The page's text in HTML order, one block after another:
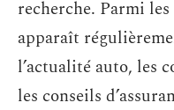
recherche. Parmi
apparaît
l’actualité auto, les
les conseils